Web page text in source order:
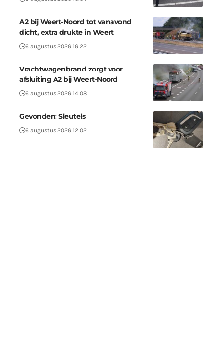
A2 bij Weert-Noord tot vanavond
dicht, extra drukte in Weert
6 augustus 2026 16:22
Vrachtwagenbrand zorgt voor
afsluiting A2 bij Weert-Noord
6 augustus 2026 14:08
Gevonden: Sleutels
6 augustus 2026 12:02